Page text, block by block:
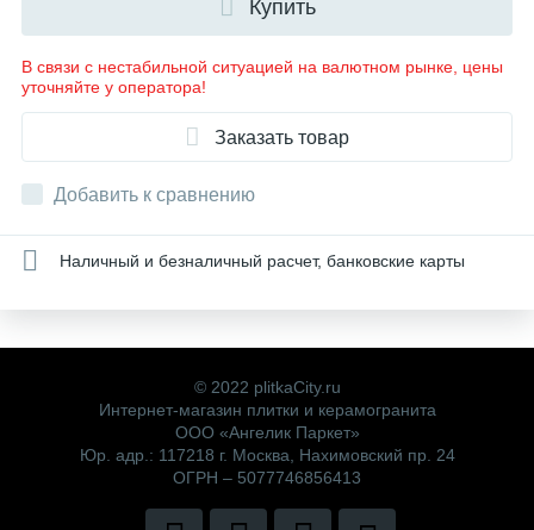
Купить
В связи с нестабильной ситуацией на валютном рынке, цены
уточняйте у оператора!
Заказать товар
Добавить к сравнению
Наличный и безналичный расчет, банковские карты
© 2022 plitkaCity.ru
Интернет-магазин плитки и керамогранита
ООО «Ангелик Паркет»
Юр. адр.: 117218 г. Москва, Нахимовский пр. 24
ОГРН – 5077746856413